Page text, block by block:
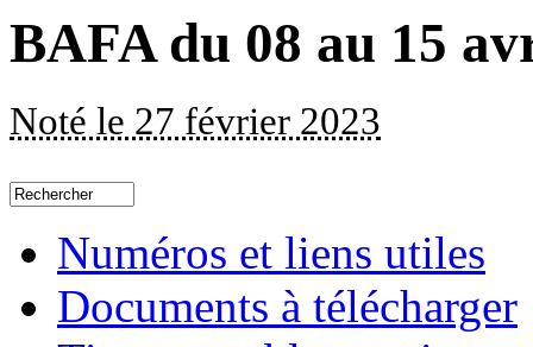
BAFA du 08 au 15
Noté le 27 février 2023
Numéros et liens utiles
Documents à télécharger